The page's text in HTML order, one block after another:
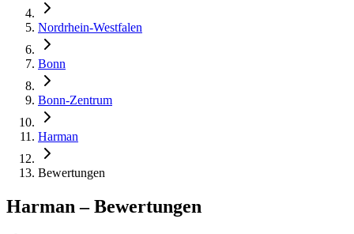
Nordrhein-Westfalen
Bonn
Bonn-Zentrum
Harman
Bewertungen
Harman – Bewertungen